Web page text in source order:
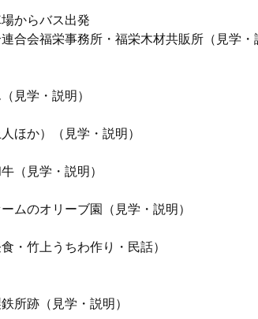
からバス出発
合会福栄事務所・福栄木材共販所（見学・
見学・説明）
ほか）（見学・説明）
（見学・説明）
ムのオリーブ園（見学・説明）
・竹上うちわ作り・民話）
所跡（見学・説明）